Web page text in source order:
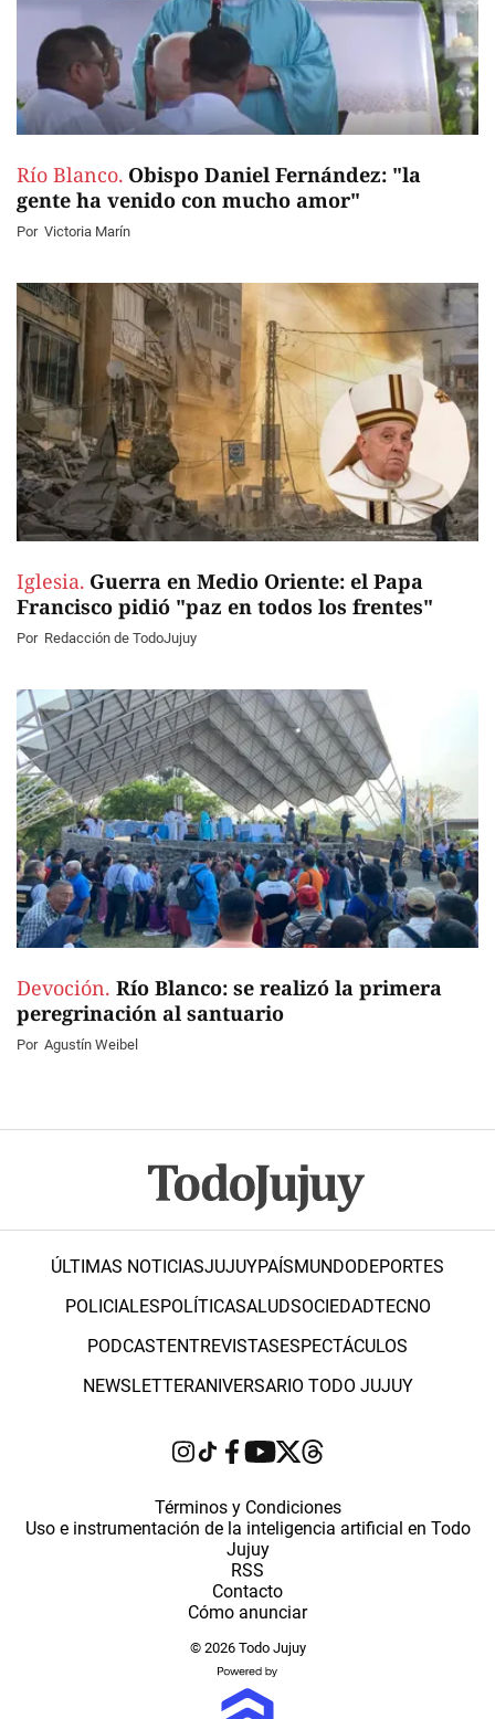
Río Blanco. Obispo Daniel Fernández: "la
gente ha venido con mucho amor"
Por Victoria Marín
Iglesia. Guerra en Medio Oriente: el Papa
Francisco pidió "paz en todos los frentes"
Por Redacción de TodoJujuy
Devoción. Río Blanco: se realizó la primera
peregrinación al santuario
Por Agustín Weibel
ÚLTIMAS NOTICIASJUJUYPAÍSMUNDODEPORTES
POLICIALESPOLÍTICASALUDSOCIEDADTECNO
PODCASTENTREVISTASESPECTÁCULOS
NEWSLETTERANIVERSARIO TODO JUJUY
Términos y Condiciones
Uso e instrumentación de la inteligencia artificial en Todo
Jujuy
RSS
Contacto
Cómo anunciar
© 2026 Todo Jujuy